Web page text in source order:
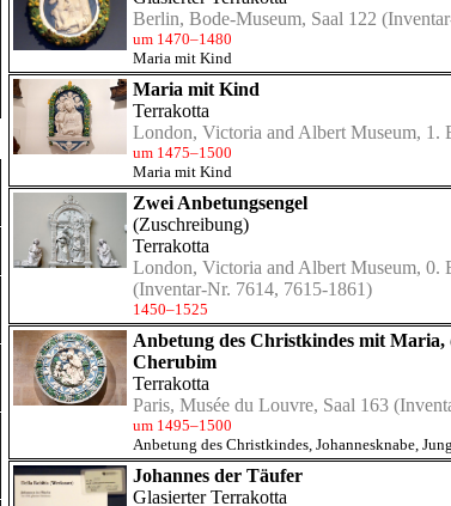
Berlin, Bode-Museum, Saal 122
um 1470–1480
Maria mit Kind
Maria mit Kind
Terrakotta
London, Victoria and Albert Museum, 1.
um 1475–1500
Maria mit Kind
Zwei Anbetungsengel
(Zuschreibung)
Terrakotta
London, Victoria and Albert Museum, 0.
(Inventar-Nr. 7614, 7615-1861)
1450–1525
Anbetung des Christkindes mit Maria,
Cherubim
Terrakotta
Paris, Musée du Louvre, Saal 163
um 1495–1500
Anbetung des Christkindes, Johannesknabe,
Johannes der Täufer
Glasierter Terrakotta